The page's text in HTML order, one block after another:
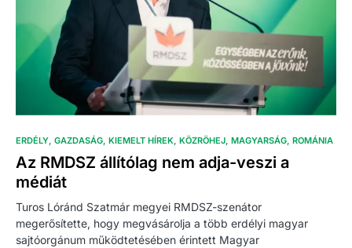
ERDÉLY GAZDASÁG KIEMELT HÍREK KÖZRÖHEJ MAGYARSÁG ROMÁNIA
Az RMDSZ állítólag nem adja-veszi a
médiát
Turos Lóránd Szatmár megyei RMDSZ-szenátor
megerősítette, hogy megvásárolja a több erdélyi magyar
sajtóorgánum működtetésében érintett Magyar